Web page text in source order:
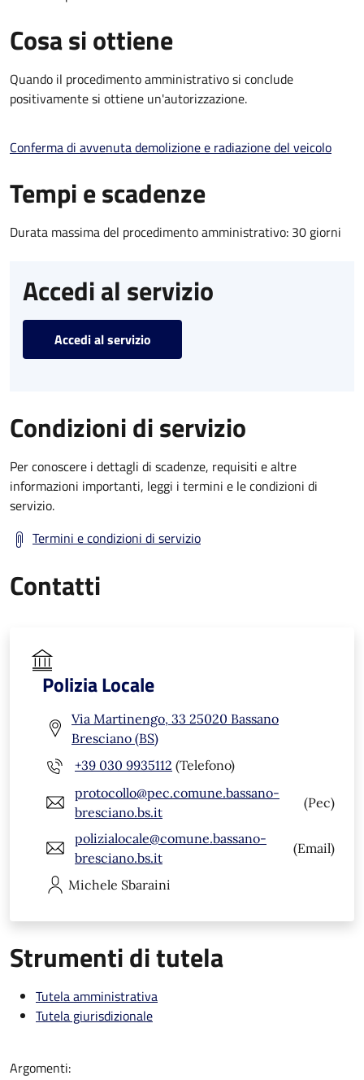
Cosa si ottiene
Quando il procedimento amministrativo si conclude
positivamente si ottiene un'autorizzazione.
Conferma di avvenuta demolizione e radiazione del veicolo
Tempi e scadenze
Durata massima del procedimento amministrativo: 30 giorni
Accedi al servizio
Accedi al servizio
Condizioni di servizio
Per conoscere i dettagli di scadenze, requisiti e altre
informazioni importanti, leggi i termini e le condizioni di
servizio.
Termini e condizioni di servizio
Contatti
Polizia Locale
Via Martinengo, 33 25020 Bassano
Bresciano (BS)
+39 030 9935112 (Telefono)
protocollo@pec.comune.bassano-
bresciano.bs.it
(Pec)
polizialocale@comune.bassano-
bresciano.bs.it
(Email)
Michele Sbaraini
Strumenti di tutela
Tutela amministrativa
Tutela giurisdizionale
Argomenti: